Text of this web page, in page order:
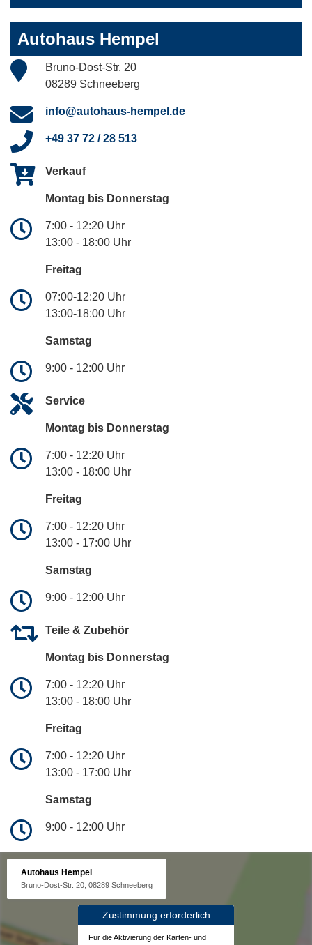
Autohaus Hempel
Bruno-Dost-Str. 20
08289 Schneeberg
info@autohaus-hempel.de
+49 37 72 / 28 513
Verkauf
Montag bis Donnerstag
7:00 - 12:20 Uhr
13:00 - 18:00 Uhr
Freitag
07:00-12:20 Uhr
13:00-18:00 Uhr
Samstag
9:00 - 12:00 Uhr
Service
Montag bis Donnerstag
7:00 - 12:20 Uhr
13:00 - 18:00 Uhr
Freitag
7:00 - 12:20 Uhr
13:00 - 17:00 Uhr
Samstag
9:00 - 12:00 Uhr
Teile & Zubehör
Montag bis Donnerstag
7:00 - 12:20 Uhr
13:00 - 18:00 Uhr
Freitag
7:00 - 12:20 Uhr
13:00 - 17:00 Uhr
Samstag
9:00 - 12:00 Uhr
Autohaus Hempel
Bruno-Dost-Str. 20, 08289 Schneeberg
Zustimmung erforderlich
Für die Aktivierung der Karten- und